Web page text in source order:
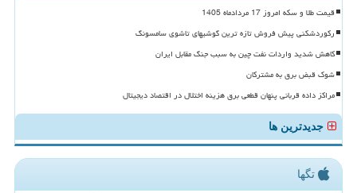
قیمت طلا و سکه امروز 17 مردادماه 1405
رکوردشکنی پیش فروش تازه ترین گوشیهای تاشوی سامسونگ
کاهش شدید واردات نفت چین به سبب جنگ مقابل ایران
شوک قبض برق به مشترکان
مراکز داده قربانی پنهان قطعی برق هزینه اختلال در اقتصاد دیجیتال
جدیدترین ها
تگها